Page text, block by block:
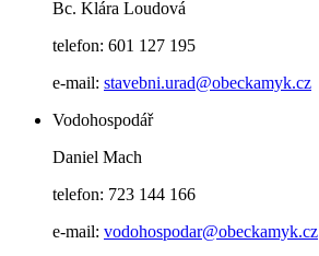
Bc. Klára Loudová
telefon: 601 127 195
e-mail: stavebni.urad@obeckamyk.cz
Vodohospodář
Daniel Mach
telefon: 723 144 166
e-mail: vodohospodar@obeckamyk.cz